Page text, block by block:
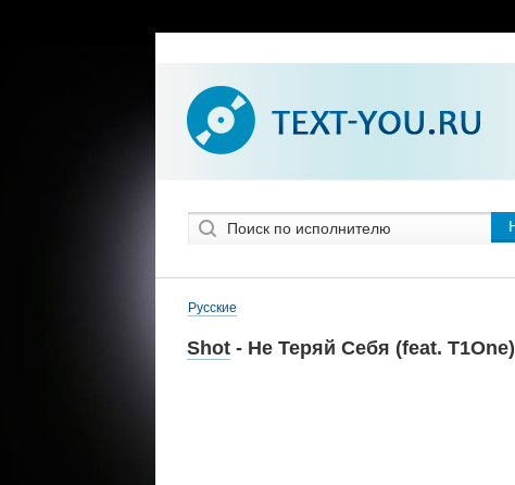
Русские
Shot - Не Теряй Себя (feat. T1One)